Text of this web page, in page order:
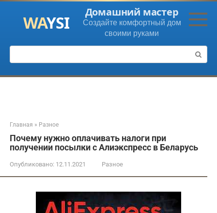
Перейти
контенту
Домашний мастер
Создайте комфортный дом
своими руками
Поиск:
Главная » Разное
Почему нужно оплачивать налоги при
получении посылки с Алиэкспресс в Беларусь
Опубликовано: 12.11.2021 Разное